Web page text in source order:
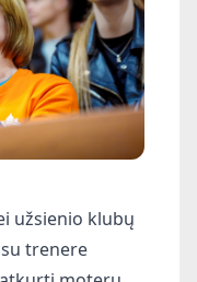
užsienio klubų
trenere